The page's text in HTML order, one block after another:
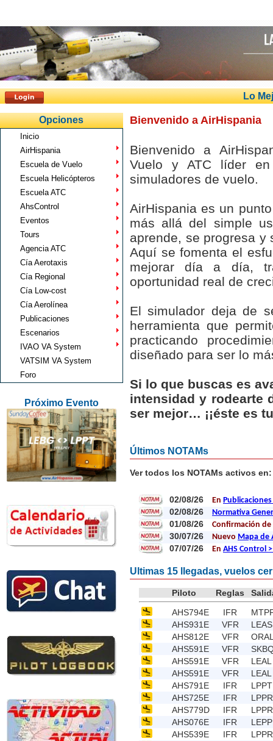
Lo
Opciones
Inicio
AirHispania
Escuela de Vuelo
Escuela Helicópteros
Escuela ATC
AhsControl
Eventos
Tours
Agencia ATC
Cía Aerotaxis
Cía Regional
Cía Low-cost
Cía Aerolínea
Publicaciones
Escenarios
IVAO VA System
VATSIM VA System
Foro
Próximo Evento
Bienvenido a AirHispania
Bienvenido a
Vuelo y ATC líder
simuladores de vuelo.
AirHispania es un
más allá del simple
aprende, se progresa y
Aquí se fomenta el
mejorar día a día,
oportunidad real de
El simulador deja de
herramienta que
practicando
diseñado para ser lo
Si lo que buscas es
intensidad y rodearte
ser mejor… ¡¡éste es
Últimos NOTAMs
Ver todos los NOTAMs activos en:
02/08/26 En
02/08/26 Normativa
01/08/26 Confirmación
30/07/26 Nuevo Mapa de
07/07/26 En AHS Control
Ultimas 15 llegadas, vuelos
Piloto Reglas
AHS794E
IFR
AHS931E
VFR
LEAS
AHS812E
VFR
AHS591E
VFR
AHS591E
VFR
LEAL
AHS591E
VFR
LEAL
AHS791E
IFR
LPPT
AHS725E
IFR
LPPR
AHS779D
IFR
LPPR
AHS076E
IFR
LEPP
AHS539E
IFR
LPPR